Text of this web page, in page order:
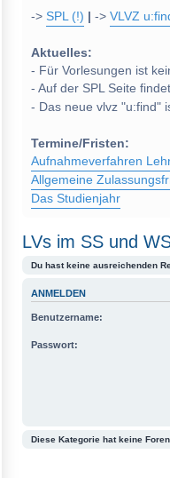
-> SPL (!) -> VLVZ
Aktuelles:
- Für Vorlesungen ist
- Auf der SPL Seite
- Das neue vlvz "u:find"
Termine/Fristen:
Aufnahmeverfahren
Allgemeine
Das Studienjahr
LVs im SS und
Du hast keine ausreichenden
ANMELDEN
Benutzername:
Passwort:
Diese Kategorie hat keine Foren.